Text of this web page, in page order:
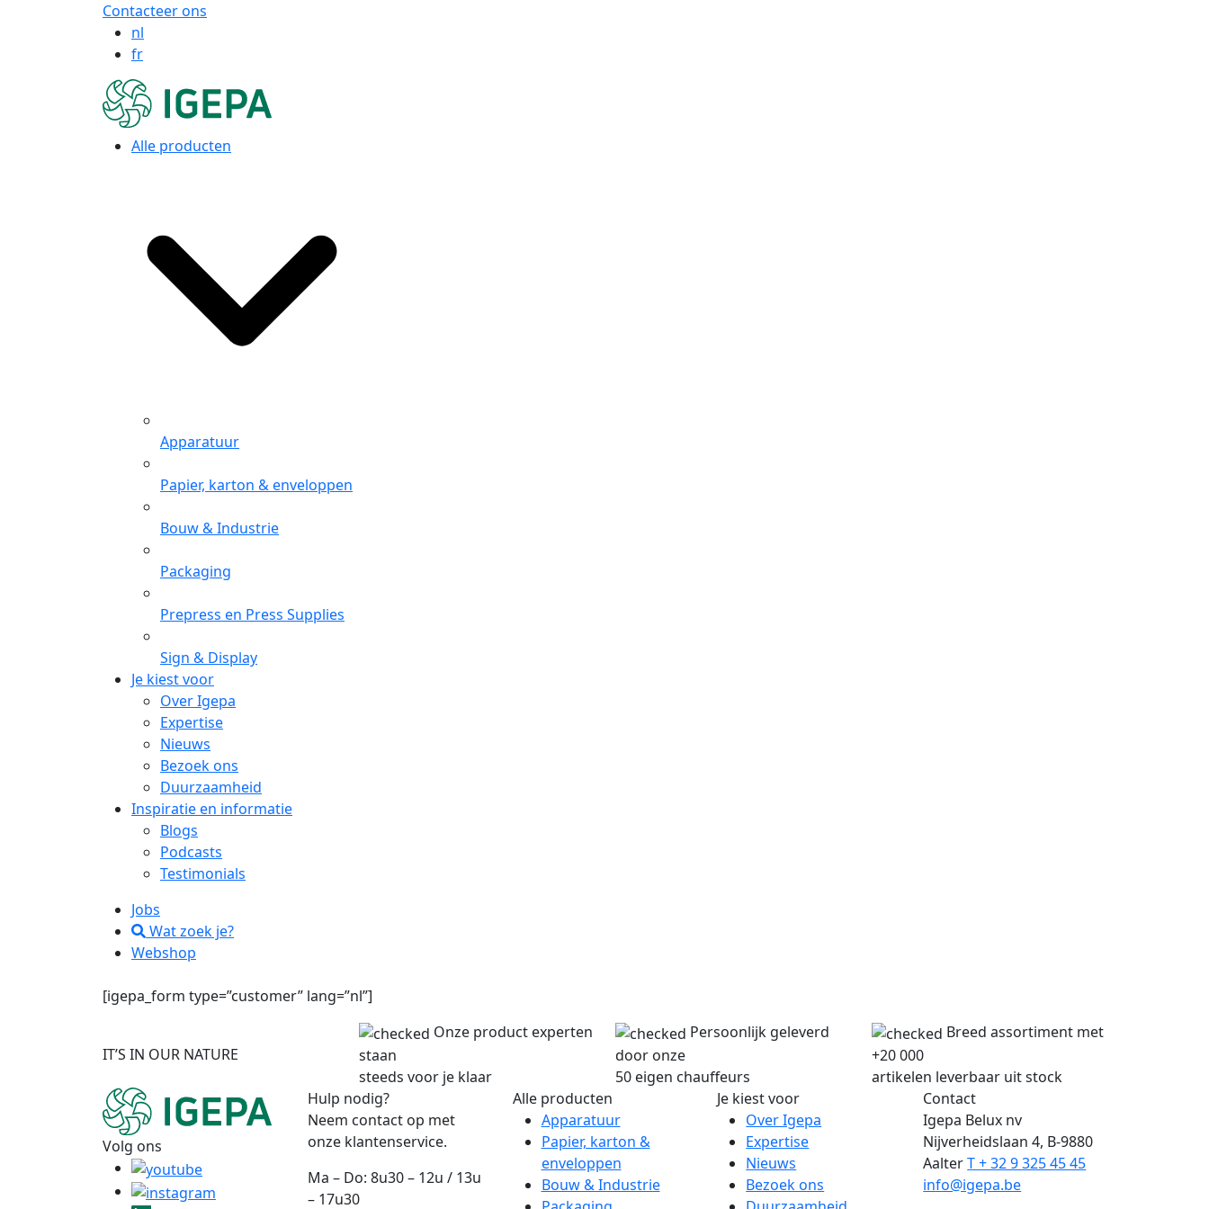
Contacteer ons
nl
fr
Alle producten
Apparatuur
Papier, karton & enveloppen
Bouw & Industrie
Packaging
Prepress en Press Supplies
Sign & Display
Je kiest voor
Over Igepa
Expertise
Nieuws
Bezoek ons
Duurzaamheid
Inspiratie en informatie
Blogs
Podcasts
Testimonials
Jobs
Wat zoek je?
Webshop
[igepa_form type=”customer” lang=”nl”]
IT’S IN OUR NATURE
Onze product experten
staan
steeds voor je klaar
Persoonlijk geleverd
door onze
50 eigen chauffeurs
Breed assortiment met
+20 000
artikelen leverbaar uit stock
Volg ons
Hulp nodig?
Neem contact op met
onze klantenservice.
Ma – Do: 8u30 – 12u / 13u
– 17u30
Alle producten
Apparatuur
Papier, karton &
enveloppen
Bouw & Industrie
Je kiest voor
Over Igepa
Expertise
Nieuws
Bezoek ons
Contact
Igepa Belux nv
Nijverheidslaan 4, B-9880
AalterT + 32 9 325 45 45
info@igepa.be